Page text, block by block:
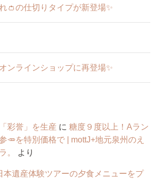
👛の仕切りタイプが新登場✨
ンラインショップに再登場✨
彩誉」を生産 に糖度９度以上！Aラン
🥕を特別価格で | mottJ+地元泉州のえ
。
より
本遺産体験ツアーの夕食メニューをプ